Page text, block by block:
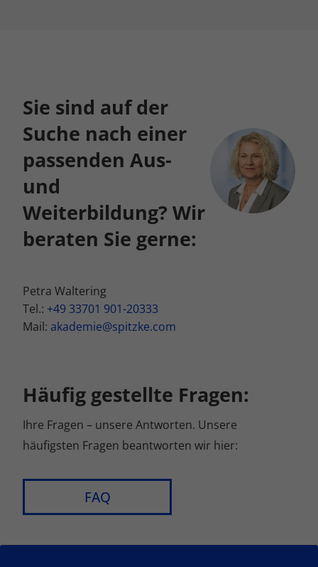
Sie sind auf der
Suche nach einer
passenden Aus-
und
Weiterbildung? Wir
beraten Sie gerne:
Petra Waltering
Tel.: +49 33701 901-20333
Mail: akademie@spitzke.com
Häufig gestellte Fragen:
Ihre Fragen – unsere Antworten. Unsere
häufigsten Fragen beantworten wir hier:
FAQ